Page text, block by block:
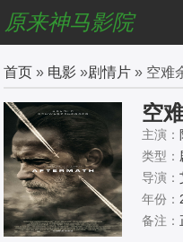
原来神马影院
首页 » 电影 »剧情片 » 空难
空
主演：
克纳里
瓦诺,
·麦克
洛瑞,
类型：
导演：
年份：
备注：